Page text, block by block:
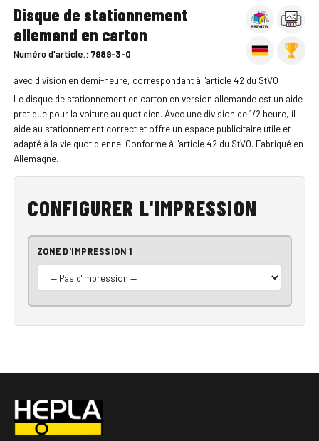
Disque de stationnement
allemand en carton
Numéro d'article.: 7989-3-0
avec division en demi-heure, correspondant à l'article 42 du StVO
Le disque de stationnement en carton en version allemande est un aide
pratique pour la voiture au quotidien. Avec une division de 1/2 heure, il
aide au stationnement correct et offre un espace publicitaire utile et
adapté à la vie quotidienne. Conforme à l'article 42 du StVO. Fabriqué en
Allemagne.
CONFIGURER L'IMPRESSION
ZONE D'IMPRESSION 1